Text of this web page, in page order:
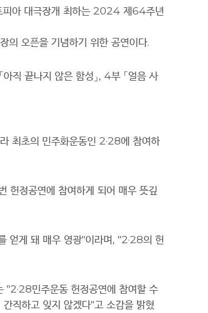
아 대극장개 최하는 2024 제64주년
의 오픈을 기념하기 위한 공연이다.
「아직 끝나지 않은 함성 」, 4부 「얼음 사
최초의 민주화운동인 2·28에 참여하
헌정공연에 참여하게 되어 매우 뜻깊
얻게 돼 매우 영광"이라며, "2·28의 헌
"2·28민주운동 헌정공연에 참여할 수
직하고 잊지 않겠다"고 소감을 밝혔